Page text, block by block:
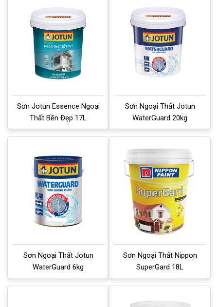
Sơn Jotun Essence Ngoại
Thất Bền Đẹp 17L
Sơn Ngoại Thất Jotun
WaterGuard 20kg
Sơn Ngoại Thất Jotun
WaterGuard 6kg
Sơn Ngoại Thất Nippon
SuperGard 18L